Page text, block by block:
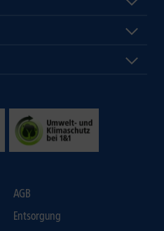
AGB
Entsorgung